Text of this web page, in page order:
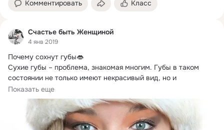
Комментировать Класс
Счастье быть Женщиной
4 янв 2019
Почему сохнут губы👄
Сухие губы – проблема, знакомая многим. Губы в таком
состоянии не только имеют некрасивый вид, но и
доставляют...
Показать еще